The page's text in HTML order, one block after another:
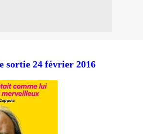
sortie 24 février 2016